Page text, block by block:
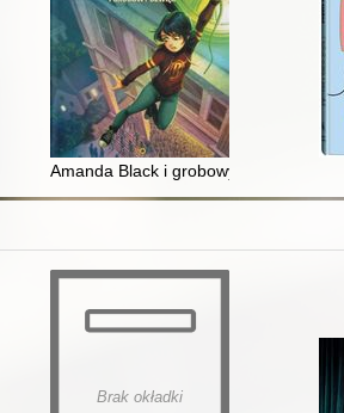
Amanda Black i grobowy dźwięk
Brak okładki